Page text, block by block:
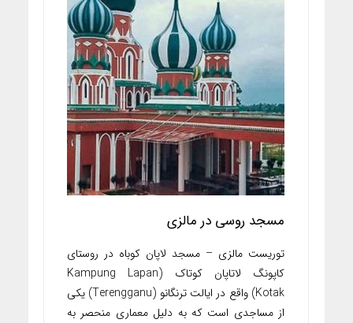
مسجد روسی در مالزی
توریست مالزی – مسجد لاپان کوباه در روستای
کاپونگ لاتاپان کوتاک (Kampung Lapan
Kotak) واقع در ایالت ترنگانو (Terengganu) یکی
از مساجدی است که به دلیل معماری منحصر به